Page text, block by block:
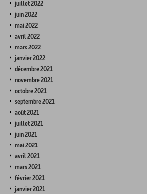
juillet 2022
juin 2022
mai 2022
avril 2022
mars 2022
janvier 2022
décembre 2021
novembre 2021
octobre 2021
septembre 2021
août 2021
juillet 2021
juin 2021
mai 2021
avril 2021
mars 2021
février 2021
janvier 2021